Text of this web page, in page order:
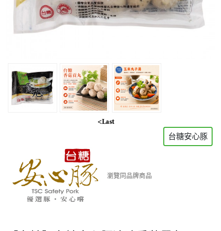
瀏覽同品牌商品
台糖安心豚